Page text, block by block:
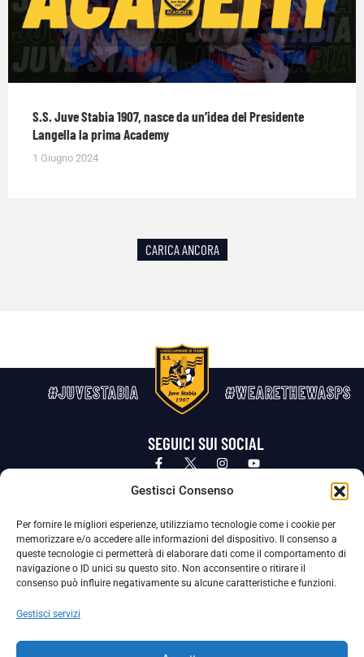
Gestisci Consenso
Per fornire le migliori esperienze, utilizziamo tecnologie come i cookie per
memorizzare e/o accedere alle informazioni del dispositivo. Il consenso a
queste tecnologie ci permetterà di elaborare dati come il comportamento di
navigazione o ID unici su questo sito. Non acconsentire o ritirare il
consenso può influire negativamente su alcune caratteristiche e funzioni.
Gestisci servizi
S.S. Juve Stabia 1907, nasce da un’idea del Presidente
Langella la prima Academy
1 Giugno 2024
CARICA ANCORA
#JUVESTABIA #WEARETHEWASPS
SEGUICI SUI SOCIAL
Privacy Policy Cookie Policy
La Società ha nominato il Responsabile della Protezione dei Dati Personali (DPO), figura specializzata che vigila sulle modalità
adottate dalla nostra Società per tutelare i Suoi dati personali.
Per contattare il DPO può scrivere a